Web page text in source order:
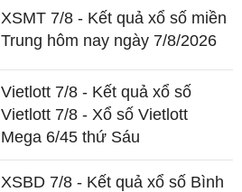
XSMT 7/8 - Kết quả xổ số miền
Trung hôm nay ngày 7/8/2026
Vietlott 7/8 - Kết quả xổ số
Vietlott 7/8 - Xổ số Vietlott
Mega 6/45 thứ Sáu
XSBD 7/8 - Kết quả xổ số Bình